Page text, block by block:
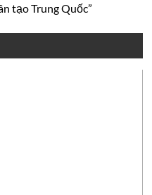
tạo Trung Quốc”